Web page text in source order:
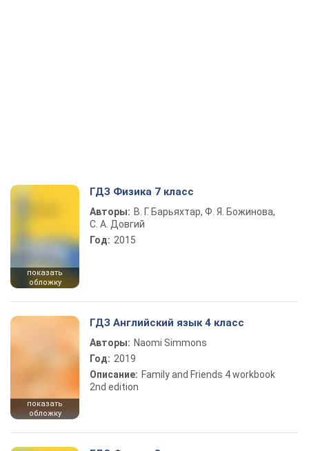
показать
обложку
ГДЗ Физика 7 класс
Авторы: В. Г. Барьяхтар, Ф. Я. Божинова,
С. А. Довгий
Год: 2015
показать
обложку
ГДЗ Английский язык 4 класс
Авторы: Naomi Simmons
Год: 2019
Описание: Family and Friends 4 workbook
2nd edition